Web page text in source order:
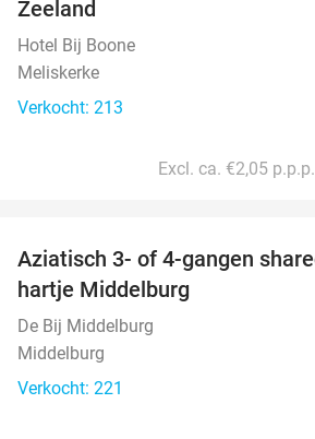
Zeeland
Hotel Bij Boone
Meliskerke
Verkocht: 213
Excl. ca. €2,05
Aziatisch 3- of 4-gangen
hartje Middelburg
De Bij Middelburg
Middelburg
Verkocht: 221